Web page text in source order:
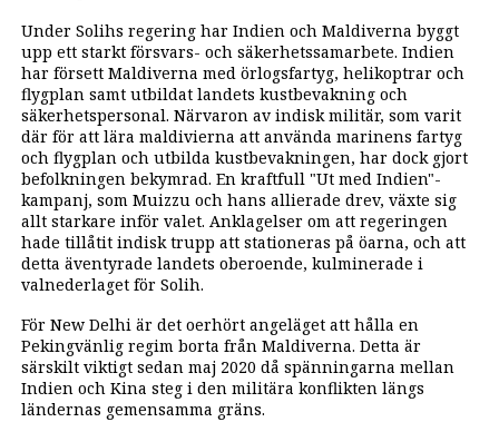
Under Solihs regering har Indien och Maldiverna byggt
upp ett starkt försvars- och säkerhetssamarbete. Indien
har försett Maldiverna med örlogsfartyg, helikoptrar och
flygplan samt utbildat landets kustbevakning och
säkerhetspersonal. Närvaron av indisk militär, som varit
där för att lära maldivierna att använda marinens fartyg
och flygplan och utbilda kustbevakningen, har dock gjort
befolkningen bekymrad. En kraftfull "Ut med Indien"-
kampanj, som Muizzu och hans allierade drev, växte sig
allt starkare inför valet. Anklagelser om att regeringen
hade tillåtit indisk trupp att stationeras på öarna, och att
detta äventyrade landets oberoende, kulminerade i
valnederlaget för Solih.
För New Delhi är det oerhört angeläget att hålla en
Pekingvänlig regim borta från Maldiverna. Detta är
särskilt viktigt sedan maj 2020 då spänningarna mellan
Indien och Kina steg i den militära konflikten längs
ländernas gemensamma gräns.